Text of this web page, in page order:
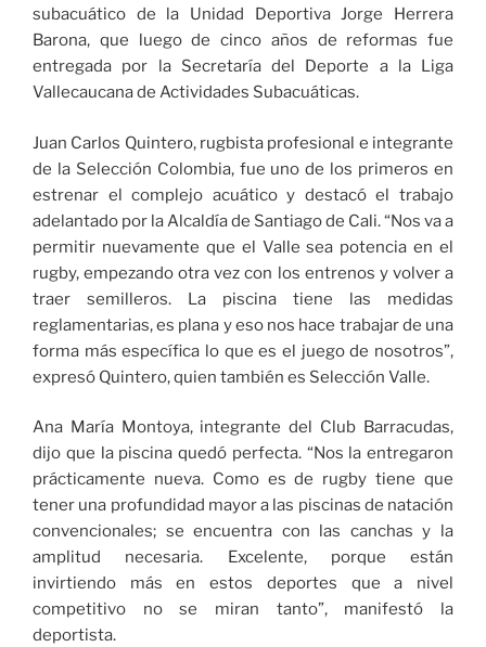
subacuático de la Unidad Deportiva Jorge Herrera
Barona, que luego de cinco años de reformas fue
entregada por la Secretaría del Deporte a la Liga
Vallecaucana de Actividades Subacuáticas.
Juan Carlos Quintero, rugbista profesional e integrante
de la Selección Colombia, fue uno de los primeros en
estrenar el complejo acuático y destacó el trabajo
adelantado por la Alcaldía de Santiago de Cali. “Nos va a
permitir nuevamente que el Valle sea potencia en el
rugby, empezando otra vez con los entrenos y volver a
traer semilleros. La piscina tiene las medidas
reglamentarias, es plana y eso nos hace trabajar de una
forma más específica lo que es el juego de nosotros”,
expresó Quintero, quien también es Selección Valle.
Ana María Montoya, integrante del Club Barracudas,
dijo que la piscina quedó perfecta. “Nos la entregaron
prácticamente nueva. Como es de rugby tiene que
tener una profundidad mayor a las piscinas de natación
convencionales; se encuentra con las canchas y la
amplitud necesaria. Excelente, porque están
invirtiendo más en estos deportes que a nivel
competitivo no se miran tanto”, manifestó la
deportista.